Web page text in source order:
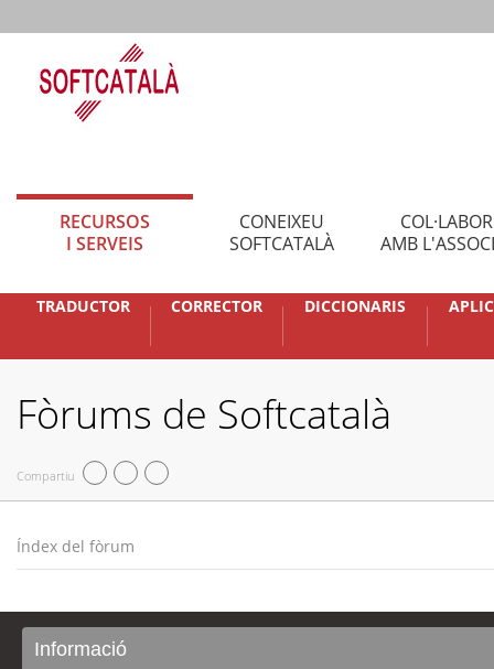
RECURSOS
I SERVEIS
CONEIXEU
SOFTCATALÀ
AMB
TRADUCTOR CORRECTOR DICCIONARIS
Fòrums de Softcatalà
Compartiu
Índex del fòrum
Informació